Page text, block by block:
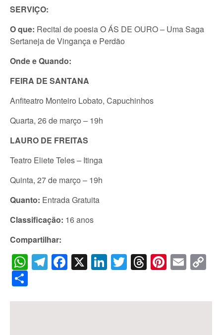
SERVIÇO:
O que: Recital de poesia O ÁS DE OURO – Uma Saga
Sertaneja de Vingança e Perdão
Onde e Quando:
FEIRA DE SANTANA
Anfiteatro Monteiro Lobato, Capuchinhos
Quarta, 26 de março – 19h
LAURO DE FREITAS
Teatro Eliete Teles – Itinga
Quinta, 27 de março – 19h
Quanto: Entrada Gratuita
Classificação: 16 anos
Compartilhar:
WhatsApp
Telegram
Facebook
X LinkedIn
Twitter
Threads